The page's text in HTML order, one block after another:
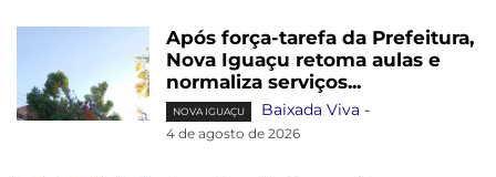
Após força-tarefa da Prefeitura,
Nova Iguaçu retoma aulas e
normaliza serviços...
NOVA IGUAÇU Baixada Viva -
4 de agosto de 2026